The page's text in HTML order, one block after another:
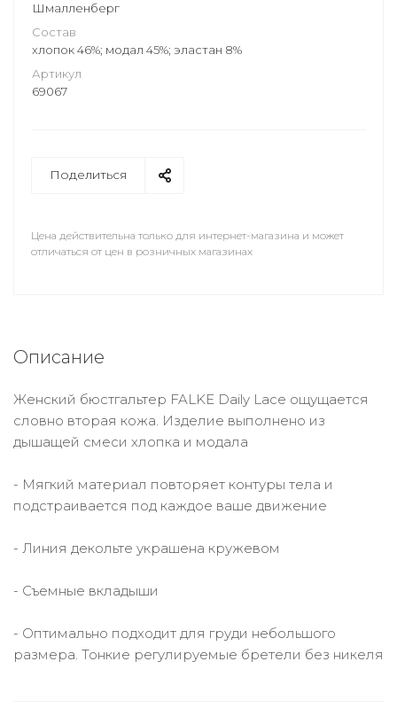
Шмалленберг
Состав
хлопок 46%; модал 45%; эластан 8%
Артикул
69067
Поделиться
Цена действительна только для интернет-магазина и может
отличаться от цен в розничных магазинах
Описание
Женский бюстгальтер FALKE Daily Lace ощущается
словно вторая кожа. Изделие выполнено из
дышащей смеси хлопка и модала
- Мягкий материал повторяет контуры тела и
подстраивается под каждое ваше движение
- Линия декольте украшена кружевом
- Съемные вкладыши
- Оптимально подходит для груди небольшого
размера. Тонкие регулируемые бретели без никеля